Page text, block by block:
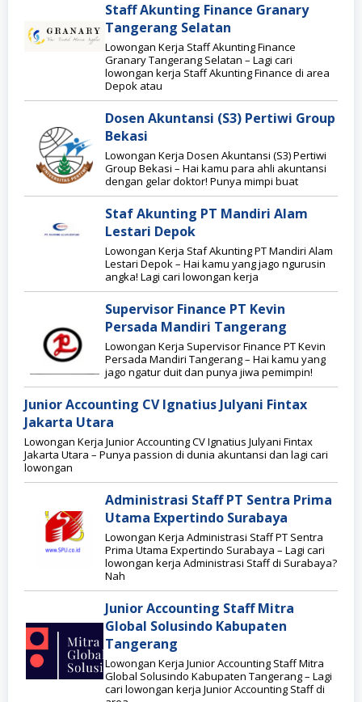
Staff Akunting Finance Granary
Tangerang Selatan
Lowongan Kerja Staff Akunting Finance
Granary Tangerang Selatan – Lagi cari
lowongan kerja Staff Akunting Finance di area
Depok atau
Dosen Akuntansi (S3) Pertiwi Group
Bekasi
Lowongan Kerja Dosen Akuntansi (S3) Pertiwi
Group Bekasi – Hai kamu para ahli akuntansi
dengan gelar doktor! Punya mimpi buat
Staf Akunting PT Mandiri Alam
Lestari Depok
Lowongan Kerja Staf Akunting PT Mandiri Alam
Lestari Depok – Hai kamu yang jago ngurusin
angka! Lagi cari lowongan kerja
Supervisor Finance PT Kevin
Persada Mandiri Tangerang
Lowongan Kerja Supervisor Finance PT Kevin
Persada Mandiri Tangerang – Hai kamu yang
jago ngatur duit dan punya jiwa pemimpin!
Junior Accounting CV Ignatius Julyani Fintax
Jakarta Utara
Lowongan Kerja Junior Accounting CV Ignatius Julyani Fintax
Jakarta Utara – Punya passion di dunia akuntansi dan lagi cari
lowongan
Administrasi Staff PT Sentra Prima
Utama Expertindo Surabaya
Lowongan Kerja Administrasi Staff PT Sentra
Prima Utama Expertindo Surabaya – Lagi cari
lowongan kerja Administrasi Staff di Surabaya?
Nah
Junior Accounting Staff Mitra
Global Solusindo Kabupaten
Tangerang
Lowongan Kerja Junior Accounting Staff Mitra
Global Solusindo Kabupaten Tangerang – Lagi
cari lowongan kerja Junior Accounting Staff di